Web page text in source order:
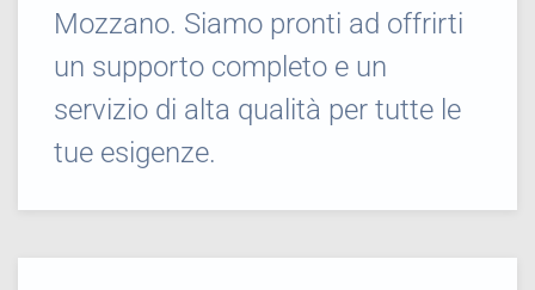
Mozzano. Siamo pronti ad offrirti
un supporto completo e un
servizio di alta qualità per tutte le
tue esigenze.